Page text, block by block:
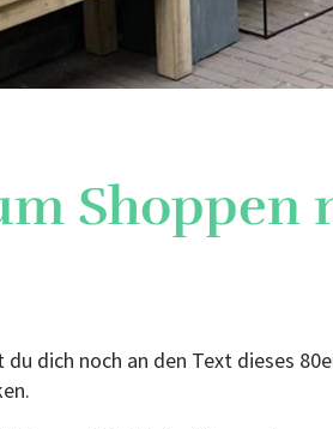
Shoppen
dich noch an den Text dieses